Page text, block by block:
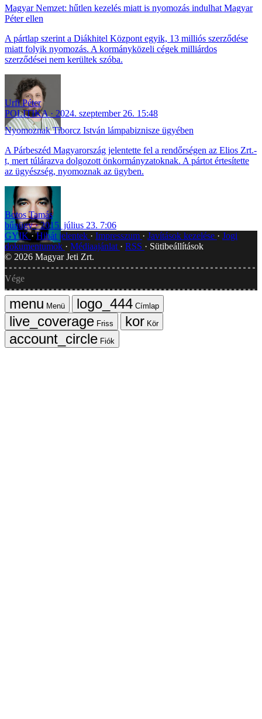
Magyar Nemzet: hűtlen kezelés miatt is nyomozás indulhat Magyar
Péter ellen
A pártlap szerint a Diákhitel Központ egyik, 13 milliós szerződése
miatt folyik nyomozás. A kormányközeli cégek milliárdos
szerződései nem kerültek szóba.
Urfi Péter
POLITIKA
2024. szeptember 26. 15:48
Nyomoznak Tiborcz István lámpabiznisze ügyében
A Párbeszéd Magyarország jelentette fel a rendőrségen az Elios Zrt.-
t, mert túlárazva dolgozott önkormányzatoknak. A pártot értesítette
az ügyészség, nyomoznak az ügyben.
Botos Tamás
bűnügy
2015. július 23. 7:06
GYIK Hibát jelentek Impresszum Javítások kezelése
Jogi
dokumentumok
Médiaajánlat RSS
Sütibeállítások
© 2026 Magyar Jeti Zrt.
Vége
Menü
Címlap
Friss
Kör
Fiók